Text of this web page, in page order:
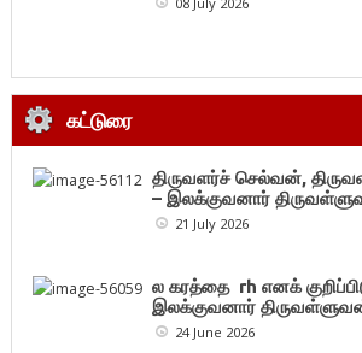
கட்டுரை
திருவளர்ச் செல்வன்,
– இலக்குவனார்
21 July 2026
ல கரத்தை rh எனக்
இலக்குவனார்
24 June 2026